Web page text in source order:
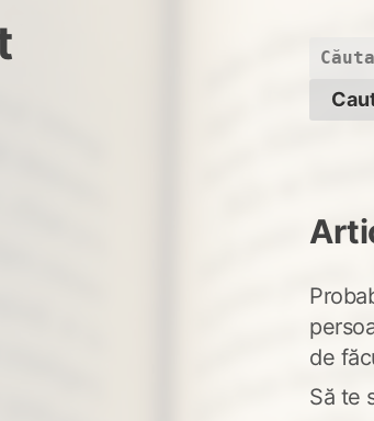
Caută
de
Să te